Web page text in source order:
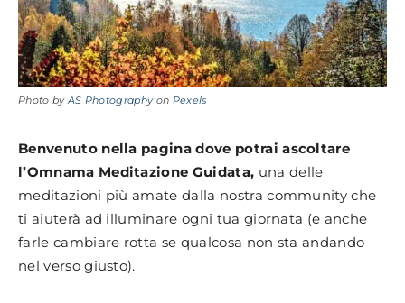
Photo byAS Photographyon Pexels
Benvenuto nella pagina dove potrai ascoltare
l’Omnama Meditazione Guidata, una delle
meditazioni più amate dalla nostra community che
ti aiuterà ad illuminare ogni tua giornata (e anche
farle cambiare rotta se qualcosa non sta andando
nel verso giusto).